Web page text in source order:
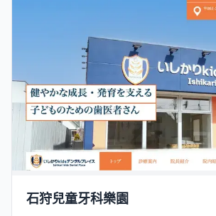
石狩兒童牙科樂園